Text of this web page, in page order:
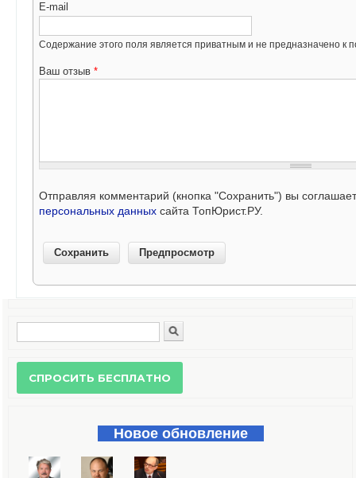
E-mail
Содержание этого поля является приватным и не предназначено к
Ваш отзыв *
Отправляя комментарий (кнопка "Сохранить") вы
персональных данных сайта ТопЮрист.РУ.
Форма поиска
Новое обновление